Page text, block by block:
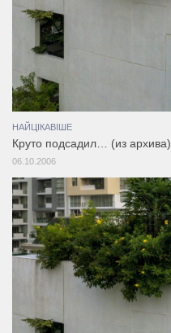
НАЙЦІКАВІШЕ
Круто подсадил… (из архива)
06.10.2006